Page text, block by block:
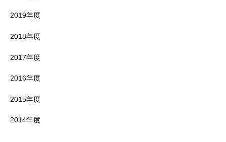
2019年度
2018年度
2017年度
2016年度
2015年度
2014年度